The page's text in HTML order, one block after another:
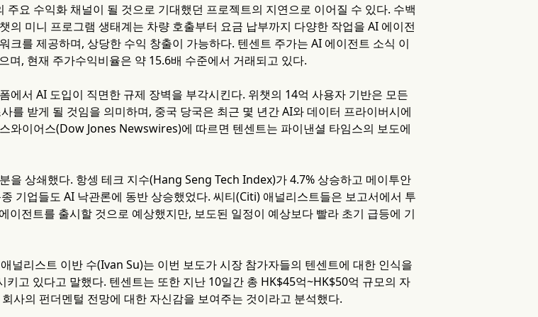
주요 수익화 채널이 될 것으로 기대했던 프로젝트의 지연으로 이어질 수 있다. 수백
의 미니 프로그램 생태계는 차량 호출부터 요금 납부까지 다양한 작업을 AI 에이전
크를 제공하며, 상당한 수익 창출이 가능하다. 텐센트 주가는 AI 에이전트 소식 이
며, 현재 주가수익비율은 약 15.6배 수준에서 거래되고 있다.
에서 AI 도입이 직면한 규제 장벽을 부각시킨다. 위챗의 14억 사용자 기반은 모든
를 받게 될 것임을 의미하며, 중국 당국은 최근 몇 년간 AI와 데이터 프라이버시에
와이어스(Dow Jones Newswires)에 따르면 텐센트는 파이낸셜 타임스의 보도에
을 상쇄했다. 항셍 테크 지수(Hang Seng Tech Index)가 4.7% 상승하고 메이투안
기업들도 AI 낙관론에 동반 상승했었다. 씨티(Citi) 애널리스트들은 보고서에서 투
이전트를 출시할 것으로 예상했지만, 보도된 일정이 예상보다 빨라 초기 급등에 기
리스트 이반 수(Ivan Su)는 이번 보도가 시장 참가자들의 텐센트에 대한 인식을
고 있다고 말했다. 텐센트는 또한 지난 10일간 총 HK$45억~HK$50억 규모의 자
사의 펀더멘털 전망에 대한 자신감을 보여주는 것이라고 분석했다.